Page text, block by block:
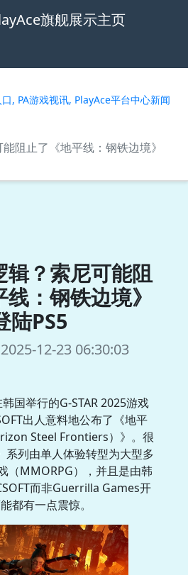
旗舰展示主页
, PA游戏视讯, PlayAce平台中心新闻
阻止了《地平线：钢铁边境》
辑？索尼可能阻
：钢铁边境》
陆PS5
12-23 06:30:03
国举行的G-STAR 2025游戏
出人意料地公布了《地平
Steel Frontiers）》。很
系列由单人体验转型为大型多
（MMORPG），并且是由韩
而非Guerrilla Games开
都有一点震惊。